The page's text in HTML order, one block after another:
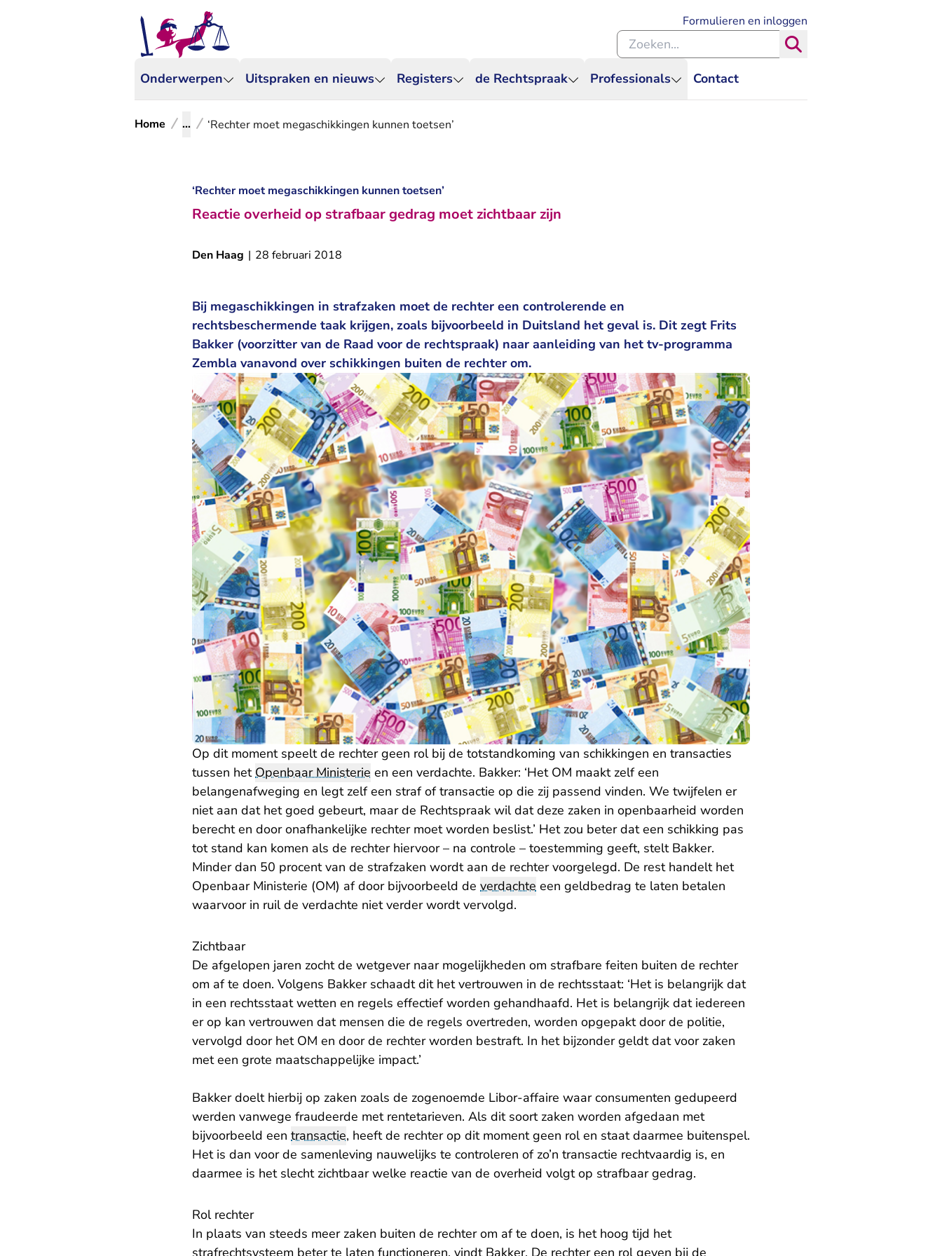
Onderwerpen Uitspraken en nieuws Registers de Rechtspraak Professionals Contact
Formulieren en inloggen
Zoeken binnen de Rechtspraak
Home ... ‘Rechter moet megaschikkingen kunnen toetsen’
‘Rechter moet megaschikkingen kunnen toetsen’
Reactie overheid op strafbaar gedrag moet zichtbaar zijn
Den Haag | 28 februari 2018
Bij megaschikkingen in strafzaken moet de rechter een controlerende en
rechtsbeschermende taak krijgen, zoals bijvoorbeeld in Duitsland het geval is. Dit zegt Frits
Bakker (voorzitter van de Raad voor de rechtspraak) naar aanleiding van het tv-programma
Zembla vanavond over schikkingen buiten de rechter om.
Op dit moment speelt de rechter geen rol bij de totstandkoming van schikkingen en transacties
tussen hetOpenbaar Ministerie en een verdachte. Bakker: ‘Het OM maakt zelf een
belangenafweging en legt zelf een straf of transactie op die zij passend vinden. We twijfelen er
niet aan dat het goed gebeurt, maar de Rechtspraak wil dat deze zaken in openbaarheid worden
berecht en door onafhankelijke rechter moet worden beslist.’ Het zou beter dat een schikking pas
tot stand kan komen als de rechter hiervoor – na controle – toestemming geeft, stelt Bakker.
Minder dan 50 procent van de strafzaken wordt aan de rechter voorgelegd. De rest handelt het
Openbaar Ministerie (OM) af door bijvoorbeeld de verdachte een geldbedrag te laten betalen
waarvoor in ruil de verdachte niet verder wordt vervolgd.
Zichtbaar
De afgelopen jaren zocht de wetgever naar mogelijkheden om strafbare feiten buiten de rechter
om af te doen. Volgens Bakker schaadt dit het vertrouwen in de rechtsstaat: ‘Het is belangrijk dat
in een rechtsstaat wetten en regels effectief worden gehandhaafd. Het is belangrijk dat iedereen
er op kan vertrouwen dat mensen die de regels overtreden, worden opgepakt door de politie,
vervolgd door het OM en door de rechter worden bestraft. In het bijzonder geldt dat voor zaken
met een grote maatschappelijke impact.’
Bakker doelt hierbij op zaken zoals de zogenoemde Libor-affaire waar consumenten gedupeerd
werden vanwege fraudeerde met rentetarieven. Als dit soort zaken worden afgedaan met
bijvoorbeeld een transactie, heeft de rechter op dit moment geen rol en staat daarmee buitenspel.
Het is dan voor de samenleving nauwelijks te controleren of zo’n transactie rechtvaardig is, en
daarmee is het slecht zichtbaar welke reactie van de overheid volgt op strafbaar gedrag.
Rol rechter
In plaats van steeds meer zaken buiten de rechter om af te doen, is het hoog tijd het